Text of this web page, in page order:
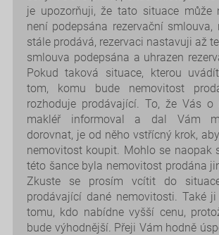
je upozorňuji, že tato situace může
není podepsána rezervační smlouva,
stále prodává, rezervaci nastavuji až
smlouva podepsána a uhrazen
Pokud taková situace, kterou
tom, komu bude nemovitost
rozhoduje prodávající. To, že Vás o
makléř informoval a dal Vám
dorovnat, je od něho vstřícný krok,
nemovitost koupit. Mohlo se naopak
této šance byla nemovitost prodána
Zkuste se prosím vcítit do
prodávající dané nemovitosti. Také
tomu, kdo nabídne vyšší cenu,
bude výhodnější. Přeji Vám hodně